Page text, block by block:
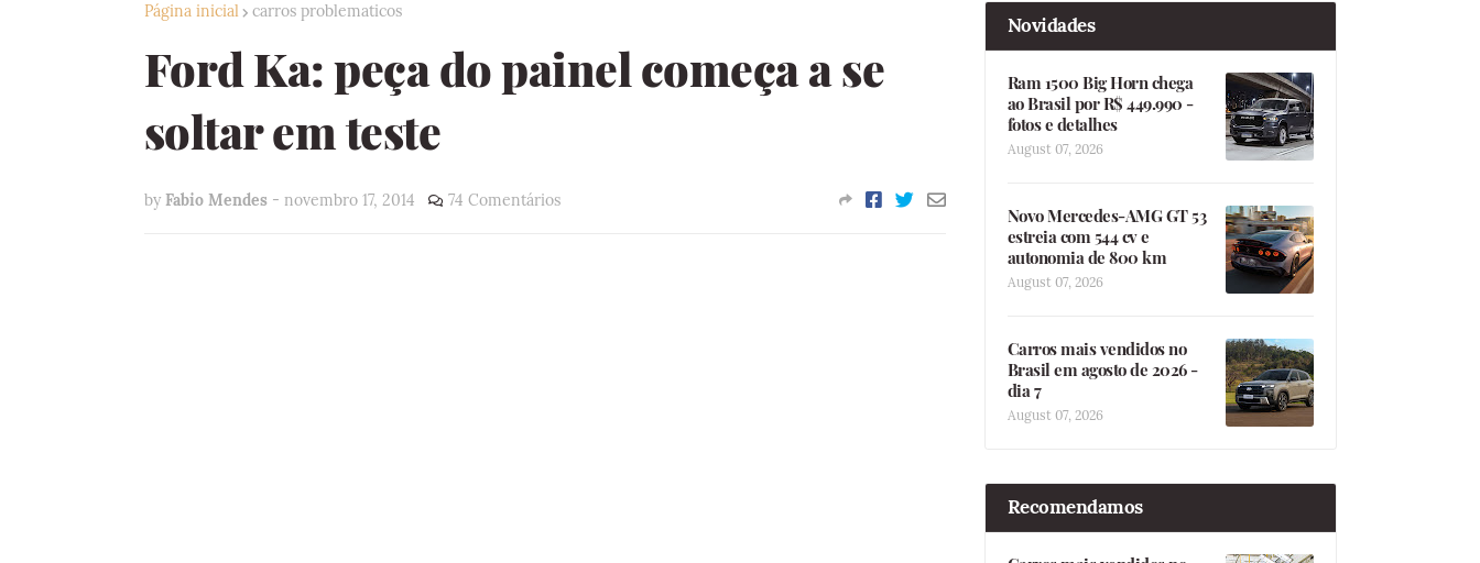
Página inicial carros problematicos
Ford Ka: peça do painel começa a se
soltar em teste
by Fabio Mendes - novembro 17, 2014 74 Comentários
Novidades
Ram 1500 Big Horn chega
ao Brasil por R$ 449.990 -
fotos e detalhes
August 07, 2026
Novo Mercedes-AMG GT 53
estreia com 544 cv e
autonomia de 800 km
August 07, 2026
Carros mais vendidos no
Brasil em agosto de 2026 -
dia 7
August 07, 2026
Recomendamos